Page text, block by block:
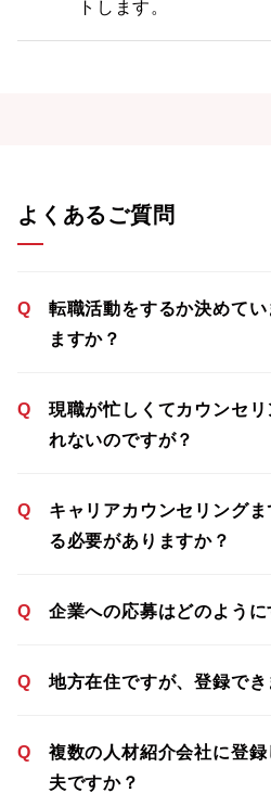
トします。
よくあるご質問
Q
転職活動をするか決めて
ますか？
Q
現職が忙しくてカウンセ
れないのですが？
Q
キャリアカウンセリング
る必要がありますか？
Q 企業への応募はどのように
Q 地方在住ですが、登録でき
Q
複数の人材紹介会社に登
夫ですか？